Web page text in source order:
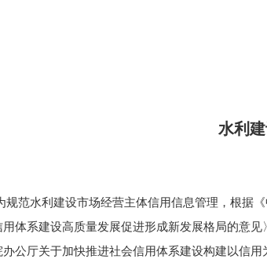
水利
水利建设市场经营主体信用信息管理，根据《
体系建设高质量发展促进形成新发展格局的意
办公厅关于加快推进社会信用体系建设构建以信